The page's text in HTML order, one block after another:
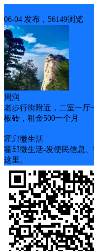
06-04 发布，56149浏览
周润
老步行街附近，二室一厅
板砖，租金500一个月
霍邱微生活
霍邱微生活-发便民信息
这里。